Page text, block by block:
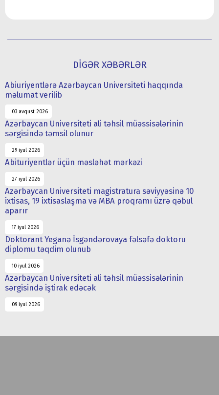
DİGƏR XƏBƏRLƏR
Abiuriyentlərə Azərbaycan Universiteti haqqında
məlumat verilib
03 avqust 2026
Azərbaycan Universiteti ali təhsil müəssisələrinin
sərgisində təmsil olunur
29 iyul 2026
Abituriyentlər üçün məsləhət mərkəzi
27 iyul 2026
Azərbaycan Universiteti magistratura səviyyəsinə 10
ixtisas, 19 ixtisaslaşma və MBA proqramı üzrə qəbul
aparır
17 iyul 2026
Doktorant Yeganə İsgəndərovaya fəlsəfə doktoru
diplomu təqdim olunub
10 iyul 2026
Azərbaycan Universiteti ali təhsil müəssisələrinin
sərgisində iştirak edəcək
09 iyul 2026